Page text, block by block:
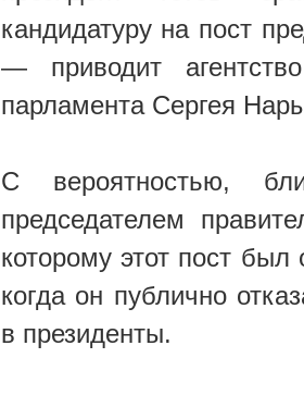
кандидатуру на пост
— приводит
парламента Сергея
С вероятностью,
председателем
которому этот пост
когда он публично
в президенты.